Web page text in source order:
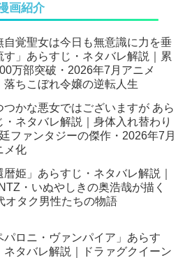
画紹介
自覚聖女は今日も無意識に力を垂
す」あらすじ・ネタバレ解説｜累
万部突破・2026年7月アニメ
落ちこぼれ令嬢の逆転人生
つかな悪女ではございますが あら
・ネタバレ解説｜身体入れ替わり
ファンタジーの傑作・2026年7月
メ化
暦姫」あらすじ・ネタバレ解説｜
・いぬやしきの奥浩哉が描く
オタク男性たちの物語
パロニ・ヴァンパイア」あらす
ネタバレ解説｜ドラァグクイーン